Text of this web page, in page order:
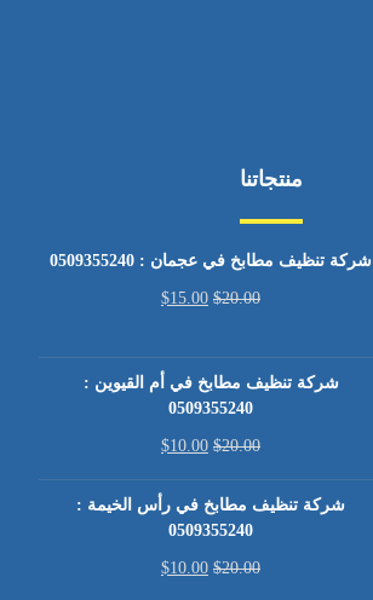
منتجاتنا
شركة تنظيف مطابخ في عجمان : 0509355240
$20.00
$15.00
شركة تنظيف مطابخ في أم القيوين :
0509355240
$20.00
$10.00
شركة تنظيف مطابخ في رأس الخيمة :
0509355240
$20.00
$10.00